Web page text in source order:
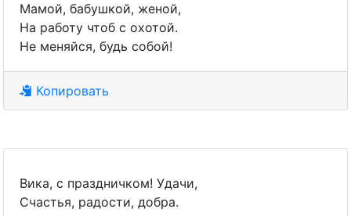
Мамой, бабушкой, женой,
На работу чтоб с охотой.
Не меняйся, будь собой!
Копировать
Вика, с праздничком! Удачи,
Счастья, радости, добра.